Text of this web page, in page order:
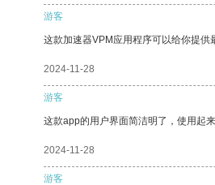
游客
这款加速器VPM应用程序可以给你提供
2024-11-28
游客
这款app的用户界面简洁明了，使用起
2024-11-28
游客